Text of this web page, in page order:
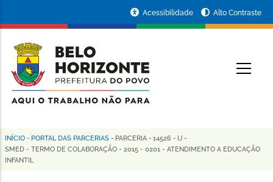
conteúdo
principal
da
Prefeitura
de
Horizonte
Acessibilidade Alto Contraste
Trilha
de
INÍCIO - PORTAL DAS PARCERIAS - PARCERIA - 14526 - IJ -
SMED - TERMO DE COLABORAÇÃO - 2015 - 0201 - ATENDIMENTO A EDUCAÇÃO
INFANTIL